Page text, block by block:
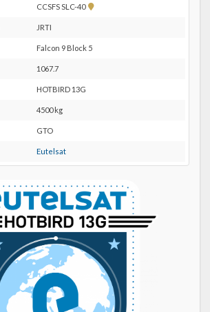
CCSFS SLC-40
Pokaż
JRTI
Falcon 9 Block 5
1067.7
HOTBIRD 13G
4500 kg
GTO
Eutelsat